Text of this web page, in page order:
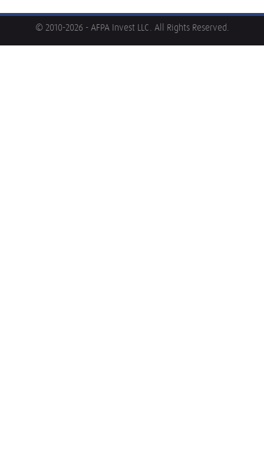
© 2010-2026 - AFPA Invest LLC. All Rights Reserved.